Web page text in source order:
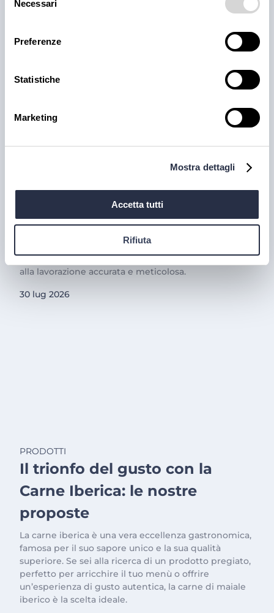
delNecessari
Preferenze
Statistiche
Marketing
Mostra dettagli
Accetta tutti
Rifiuta
PRODOTTI
Cantina Valle Isarco:
responsabilità e amore per il
bianchi di questa cantina sono tra i più ricercati
dell'Alto Adige grazie all'altissima qualità delle uve e
alla lavorazione accurata e meticolosa.
30 lug 2026
PRODOTTI
Il trionfo del gusto con la
Carne Iberica: le nostre
proposte
La carne iberica è una vera eccellenza gastronomica,
famosa per il suo sapore unico e la sua qualità
superiore. Se sei alla ricerca di un prodotto pregiato,
perfetto per arricchire il tuo menù o offrire
un’esperienza di gusto autentica, la carne di maiale
iberico è la scelta ideale.